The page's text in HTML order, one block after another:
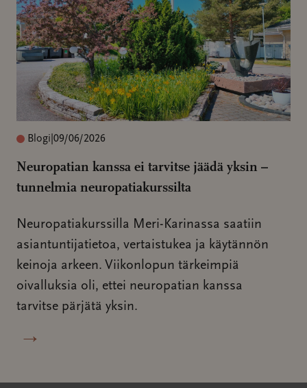
Blogi 09/06/2026
Neuropatian kanssa ei tarvitse jäädä yksin –
tunnelmia neuropatiakurssilta
Neuropatiakurssilla Meri-Karinassa saatiin
asiantuntijatietoa, vertaistukea ja käytännön
keinoja arkeen. Viikonlopun tärkeimpiä
oivalluksia oli, ettei neuropatian kanssa
tarvitse pärjätä yksin.
→